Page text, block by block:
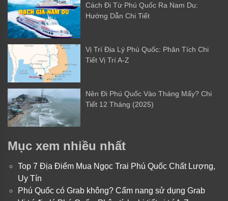
Cách Đi Từ Phú Quốc Ra Nam Du:
Hướng Dẫn Chi Tiết
Vị Trí Địa Lý Phú Quốc: Phân Tích Chi
Tiết Vị Trí A-Z
Nên Đi Phú Quốc Vào Tháng Mấy? Chi
Tiết 12 Tháng (2025)
Mục xem nhiều nhất
Top 7 Địa Điểm Mua Ngọc Trai Phú Quốc Chất Lượng,
Uy Tín
Phú Quốc có Grab không? Cẩm nang sử dụng Grab